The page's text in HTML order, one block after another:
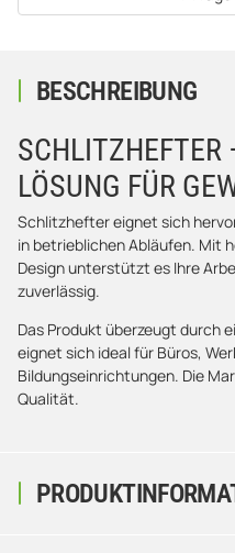
BESCHREIBUNG
SCHLITZHEFTER
LÖSUNG FÜR
Schlitzhefter eignet sich
in betrieblichen Abläufen. Mit
Design unterstützt es Ihre
zuverlässig.
Das Produkt überzeugt durch
eignet sich ideal für Büros,
Bildungseinrichtungen. Die
Qualität.